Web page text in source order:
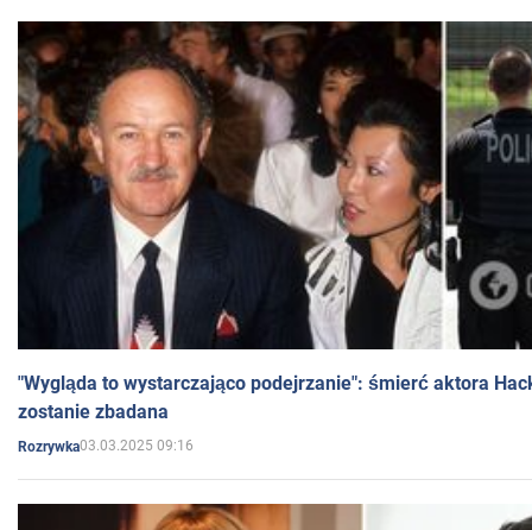
"Wygląda to wystarczająco podejrzanie": śmierć aktora
zostanie zbadana
Rozrywka03.03.2025 09:16